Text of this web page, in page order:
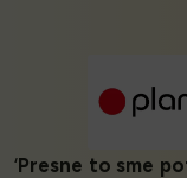
‘Presne to sme